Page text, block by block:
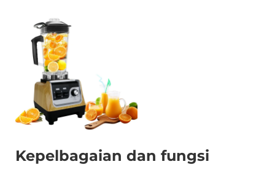
Kepelbagaian dan fungsi